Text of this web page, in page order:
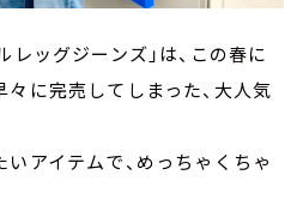
ッグジーンズ」は、この春に
々に完売してしまった、大人気
アイテムで、めっちゃくちゃ